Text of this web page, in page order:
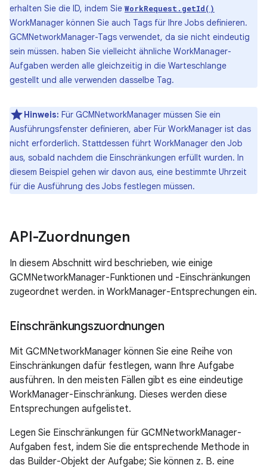
erhalten Sie die ID, indem Sie WorkRequest.getId()
WorkManager können Sie auch Tags für Ihre Jobs definieren.
GCMNetworkManager-Tags verwendet, da sie nicht eindeutig
sein müssen. haben Sie vielleicht ähnliche WorkManager-
Aufgaben werden alle gleichzeitig in die Warteschlange
gestellt und alle verwenden dasselbe Tag.
Hinweis: Für GCMNetworkManager müssen Sie ein
Ausführungsfenster definieren, aber Für WorkManager ist das
nicht erforderlich. Stattdessen führt WorkManager den Job
aus, sobald nachdem die Einschränkungen erfüllt wurden. In
diesem Beispiel gehen wir davon aus, eine bestimmte Uhrzeit
für die Ausführung des Jobs festlegen müssen.
API-Zuordnungen
In diesem Abschnitt wird beschrieben, wie einige
GCMNetworkManager-Funktionen und -Einschränkungen
zugeordnet werden. in WorkManager-Entsprechungen ein.
Einschränkungszuordnungen
Mit GCMNetworkManager können Sie eine Reihe von
Einschränkungen dafür festlegen, wann Ihre Aufgabe
ausführen. In den meisten Fällen gibt es eine eindeutige
WorkManager-Einschränkung. Dieses werden diese
Entsprechungen aufgelistet.
Legen Sie Einschränkungen für GCMNetworkManager-
Aufgaben fest, indem Sie die entsprechende Methode in
das Builder-Objekt der Aufgabe; Sie können z. B. eine